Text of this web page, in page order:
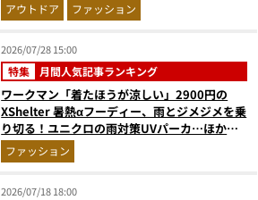
アウトドア ファッション
2026/07/28 15:00
特集 月間人気記事ランキング
ワークマン「着たほうが涼しい」2900円の
XShelter 暑熱αフーディー、雨とジメジメを乗
り切る！ユニクロの雨対策UVパーカ…ほか
【アウターの人気記事ランキングベスト3】
（2026年6月版）
ファッション
2026/07/18 18:00